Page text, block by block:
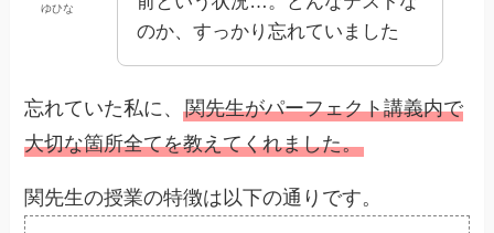
ゆひな
のか、すっかり忘れていました
忘れていた私に、関先生がパーフェクト講義内で
大切な箇所全てを教えてくれました。
関先生の授業の特徴は以下の通りです。